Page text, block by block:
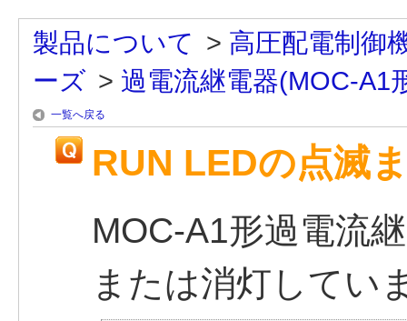
製品について > 高圧配電制御
ーズ > 過電流継電器(MOC-A1
一覧へ戻る
RUN LEDの点滅
MOC-A1形過電流
または消灯してい